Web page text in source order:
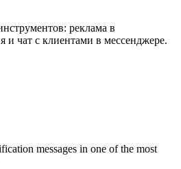
реклама в
и чат с клиентами в мессенджере.
messages in one of the most